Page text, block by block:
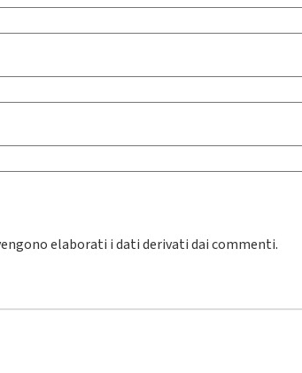
elaborati i dati derivati dai commenti.